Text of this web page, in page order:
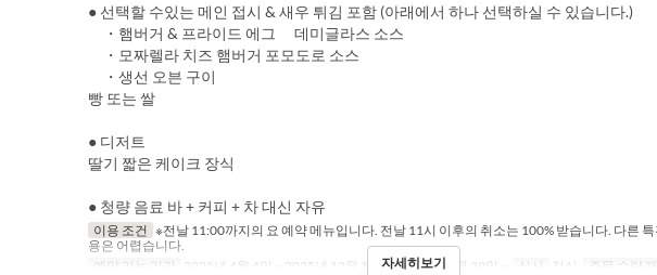
● 선택할 수있는 메인 접시 & 새우 튀김 포함 (아래에서 하나 선택하실 수 있습니다.)
・햄버거 & 프라이드 에그 데미글라스 소스
・모짜렐라 치즈 햄버거 포모도로 소스
・생선 오븐 구이
빵 또는 쌀
● 디저트
딸기 짧은 케이크 장식
● 청량 음료 바 + 커피 + 차 대신 자유
이용 조건 ※전날 11:00까지의 요 예약 메뉴입니다. 전날 11시 이후의 취소는 100% 받습니다. 다른 특
용은 어렵습니다.
예약 가능 기간
2025년 4월 4일 ~ 2025년 12월 19일, 2025년 12월 29일 ~ 식사 점심 주문 수량
자세히보기